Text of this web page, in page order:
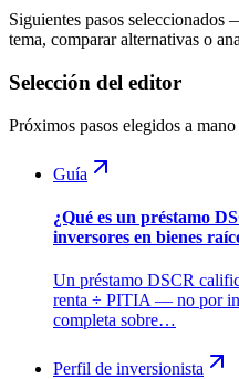
Siguientes pasos
tema, comparar alternativas o
Selección del editor
Próximos pasos elegidos a mano
Guía
¿Qué es un préstamo
inversores en bienes
Un préstamo DSCR
renta ÷ PITIA — no por
completa sobre…
Perfil de inversionista